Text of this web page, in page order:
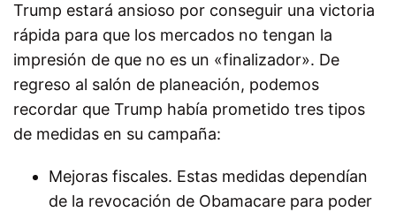
Trump estará ansioso por conseguir una victoria
rápida para que los mercados no tengan la
impresión de que no es un «finalizador». De
regreso al salón de planeación, podemos
recordar que Trump había prometido tres tipos
de medidas en su campaña:
Mejoras fiscales. Estas medidas dependían
de la revocación de Obamacare para poder